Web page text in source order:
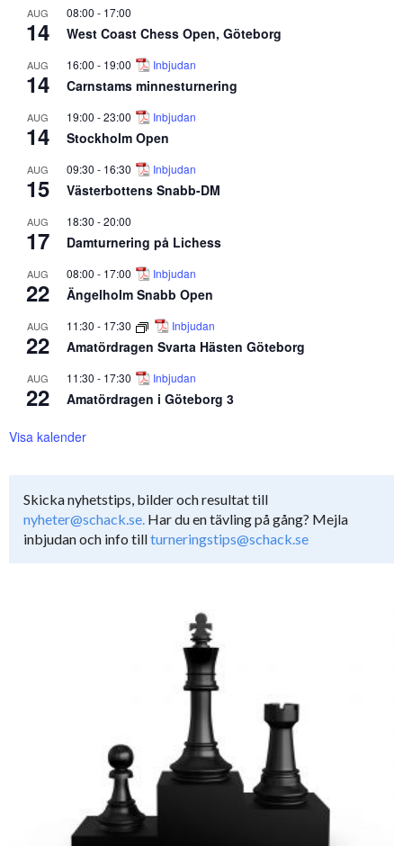
AUG
14
08:00 - 17:00
West Coast Chess Open, Göteborg
AUG
14
16:00 - 19:00 Inbjudan
Carnstams minnesturnering
AUG
14
19:00 -23:00 Inbjudan
Stockholm Open
AUG
15
09:30 - 16:30 Inbjudan
Västerbottens Snabb-DM
AUG
17
18:30 -20:00
Damturnering på Lichess
AUG
22
08:00 - 17:00 Inbjudan
Ängelholm Snabb Open
AUG
22
11:30 - 17:30 Inbjudan
Amatördragen Svarta Hästen Göteborg
AUG
22
11:30 - 17:30 Inbjudan
Amatördragen i Göteborg 3
Visa kalender
Skicka nyhetstips, bilder och resultat till
nyheter@schack.se. Har du en tävling på gång? Mejla
inbjudan och info tillturneringstips@schack.se